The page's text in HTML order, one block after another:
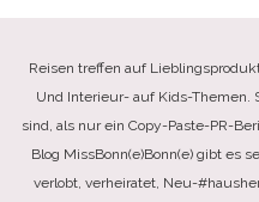
Reisen treffen auf
Und Interieur- auf Kids-Themen.
sind, als nur ein Copy-Paste-PR-
Blog MissBonn(e)Bonn(e) gibt es
verlobt, verheiratet, Neu-